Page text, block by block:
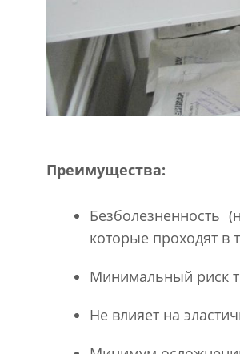
Преимущества:
Безболезненность
которые проходят в
Минимальный риск
Не влияет на